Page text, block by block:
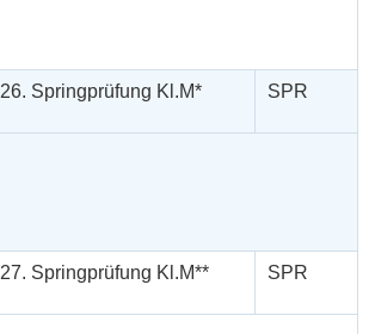
26. Springprüfung Kl.M* SPR
27. Springprüfung Kl.M** SPR